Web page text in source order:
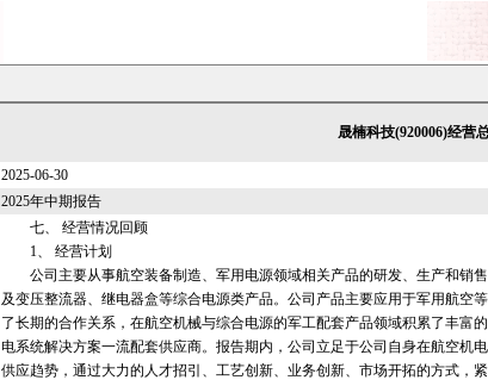
晟楠科技(920006)经营
2025-06-30
2025年中期报告
七、 经营情况回顾
1、 经营计划
公司主要从事航空装备制造、军用电源领域相关产品的研发、生产和销
及变压整流器、继电器盒等综合电源类产品。公司产品主要应用于军用航空
了长期的合作关系，在航空机械与综合电源的军工配套产品领域积累了丰富
电系统解决方案一流配套供应商。报告期内，公司立足于公司自身在航空机
供应趋势，通过大力的人才招引、工艺创新、业务创新、市场开拓的方式，